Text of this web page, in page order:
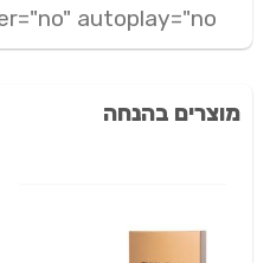
autoplay="no"]
מוצרים בהנחה